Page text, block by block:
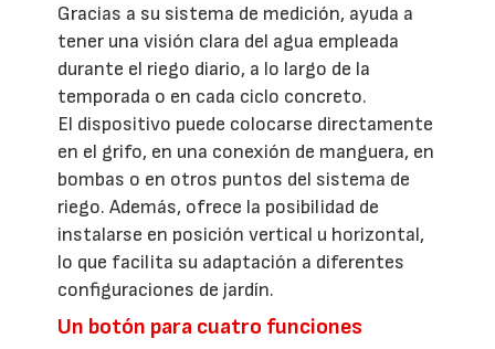
Gracias a su sistema de medición, ayuda a
tener una visión clara del agua empleada
durante el riego diario, a lo largo de la
temporada o en cada ciclo concreto.
El dispositivo puede colocarse directamente
en el grifo, en una conexión de manguera, en
bombas o en otros puntos del sistema de
riego. Además, ofrece la posibilidad de
instalarse en posición vertical u horizontal,
lo que facilita su adaptación a diferentes
configuraciones de jardín.
Un botón para cuatro funciones